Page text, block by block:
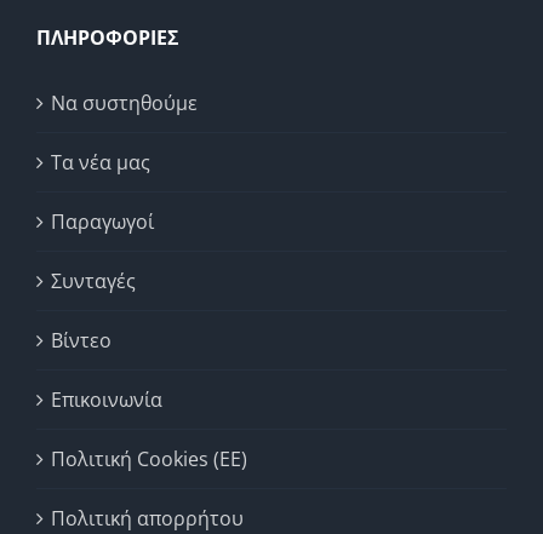
ΠΛΗΡΟΦΟΡΙΕΣ
Να συστηθούμε
Τα νέα μας
Παραγωγοί
Συνταγές
Βίντεο
Επικοινωνία
Πολιτική Cookies (ΕΕ)
Πολιτική απορρήτου